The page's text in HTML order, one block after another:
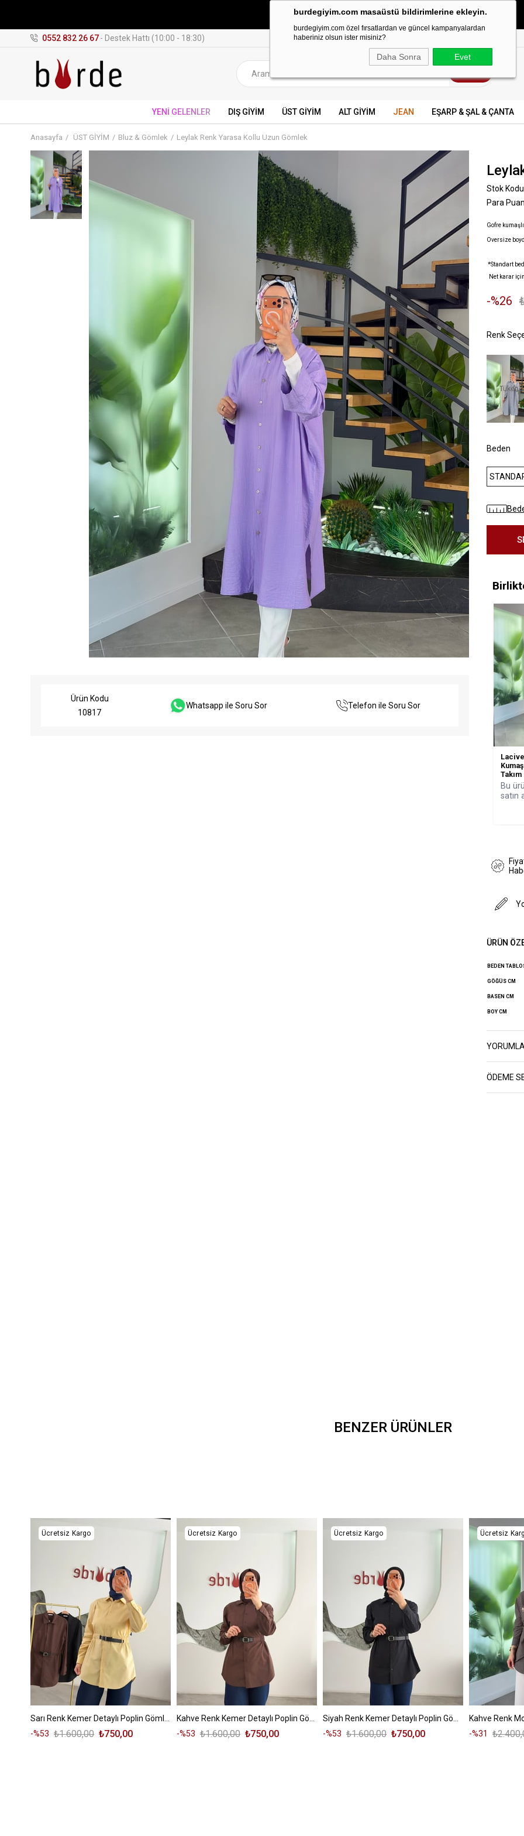
burdegiyim.com masaüstü bildirimlerine ekleyin.
burdegiyim.com özel fırsatlardan ve güncel kampanyalardan
haberiniz olsun ister misiniz?
Daha Sonra Evet
499 TL ve üzeri KARGO BEDAVA
0552 832 26 67- Destek Hattı (10:00 - 18:30)
YENİ GELENLER DIŞ GİYİM ÜST GİYİM ALT GİYİM JEAN EŞARP & ŞAL & ÇANTA
Anasayfa ÜST GİYİM Bluz & Gömlek Leylak Renk Yarasa Kollu Uzun Gömlek
Ürün Kodu
10817
Whatsapp ile Soru Sor Telefon ile Soru Sor
Stok Kodu
Para Puan
Gofre
Oversize
*Standart
Net karar
26
Beden
Takım
Bu
satın
ÜRÜN
BEDEN
GÖĞÜS CM
BASEN CM
BOY CM
ÖDEME
BENZER ÜRÜNLER
%53
₺750,00
₺1.600,00
Ücretsiz Kargo
%53
₺750,00
₺1.600,00
Ücretsiz Kargo
%53
₺750,00
₺1.600,00
Ücretsiz Kargo
%31
Ücretsiz